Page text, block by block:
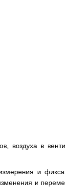
воздуха в
и
и